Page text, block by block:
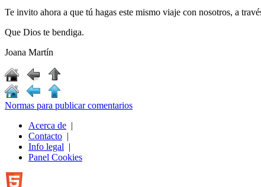
Te invito ahora a que tú hagas este mismo viaje con nosotros, a
Que Dios te bendiga.
Joana Martín
Normas para publicar comentarios
Acerca de |
Contacto |
Info legal |
Panel Cookies